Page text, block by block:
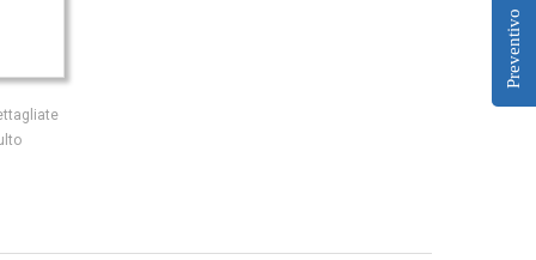
Preventivo